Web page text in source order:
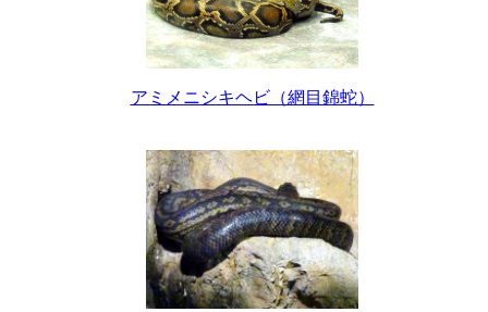
アミメニシキヘビ（網目錦蛇）